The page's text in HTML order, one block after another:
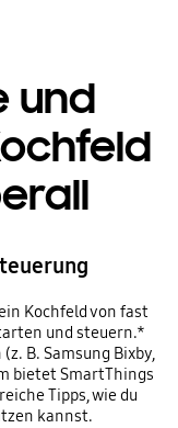
und
Kochfeld von fast
und steuern.*
B. Samsung Bixby,
bietet SmartThings
Tipps, wie du
kannst.